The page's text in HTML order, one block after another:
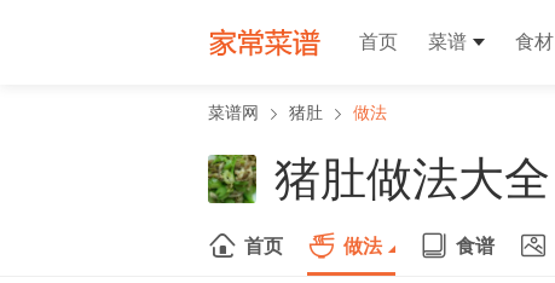
首页 菜谱 食材
菜谱网 猪肚 做法
猪肚做法大全
首页 做法 食谱